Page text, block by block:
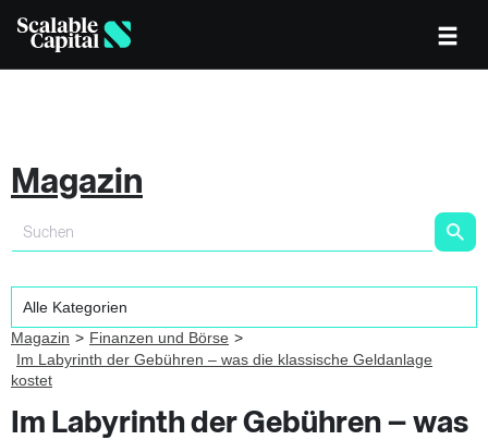
Magazin
Magazin
Finanzen und Börse
Im Labyrinth der Gebühren – was die klassische Geldanlage
kostet
Im Labyrinth der Gebühren – was